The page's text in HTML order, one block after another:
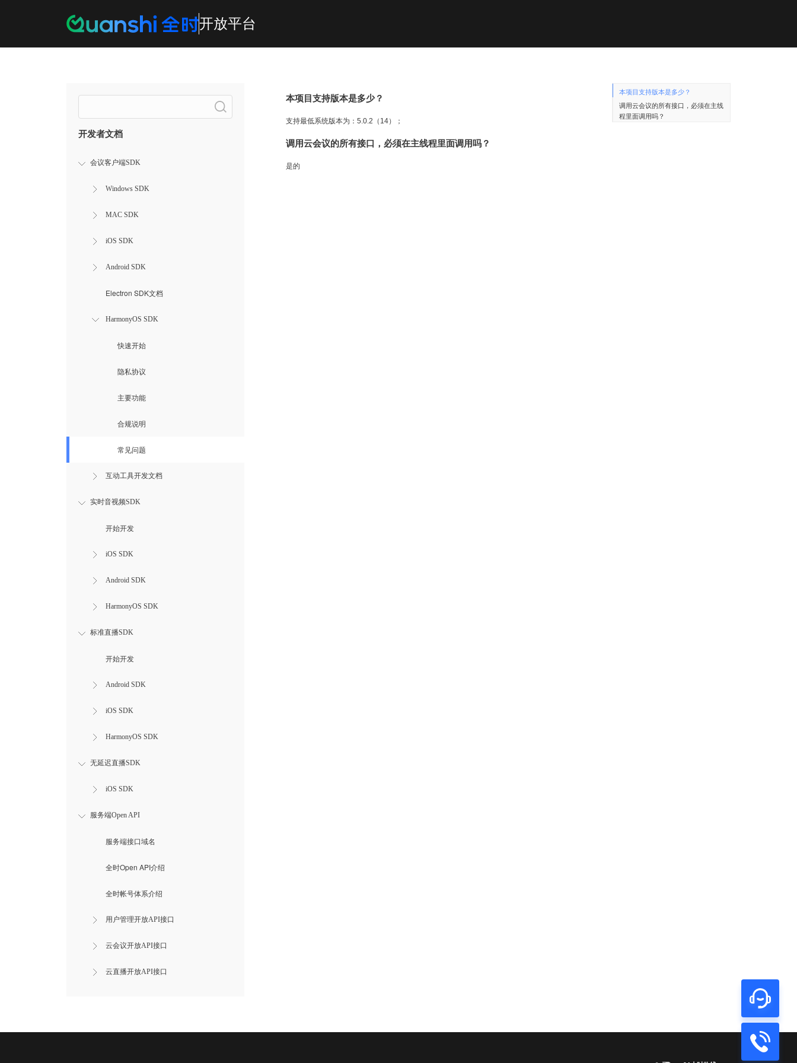
开放平台
开发者文档
会议客户端SDK
Windows SDK
MAC SDK
iOS SDK
Android SDK
Electron SDK文档
HarmonyOS SDK
快速开始
隐私协议
主要功能
合规说明
常见问题
互动工具开发文档
实时音视频SDK
开始开发
iOS SDK
Android SDK
HarmonyOS SDK
标准直播SDK
开始开发
Android SDK
iOS SDK
HarmonyOS SDK
无延迟直播SDK
iOS SDK
服务端Open API
服务端接口域名
全时Open API介绍
全时帐号体系介绍
用户管理开放API接口
云会议开放API接口
云直播开放API接口
本项目支持版本是多少？
支持最低系统版本为：5.0.2（14）；
调用云会议的所有接口，必须在主线程里面调用吗？
是的
本项目支持版本是多少？
调用云会议的所有接口，必须在主线
程里面调用吗？